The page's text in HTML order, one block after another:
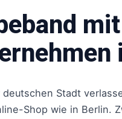
deutschen Stadt
Shop wie in Berlin.